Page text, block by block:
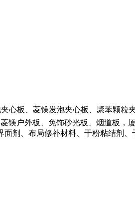
板、菱镁发泡夹心板、聚苯颗粒
镁户外板、免饰砂光板、烟道板，
剂、布局修补材料、干粉粘结剂